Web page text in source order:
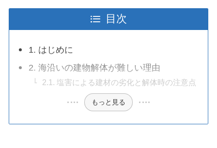
目次
1. はじめに
2. 海沿いの建物解体が難しい理由
2.1. 塩害による建材の劣化と解体時の注意点
もっと見る